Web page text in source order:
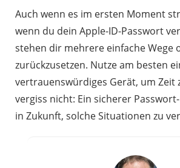
Auch wenn es im ersten Moment
wenn du dein Apple-ID-Passwort
stehen dir mehrere einfache Wege
zurückzusetzen. Nutze am besten
vertrauenswürdiges Gerät, um Zeit
vergiss nicht: Ein sicherer
in Zukunft, solche Situationen zu